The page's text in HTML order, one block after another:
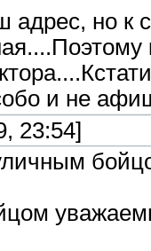
адрес, но к
и не
23:54]